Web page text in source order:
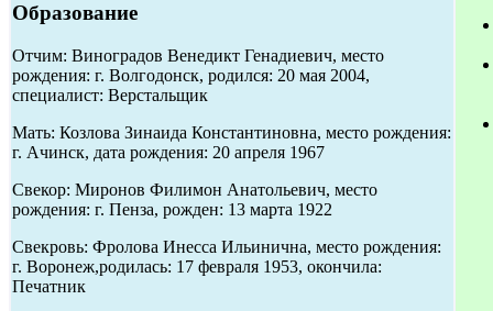
Образование
Отчим: Виноградов Венедикт Генадиевич, место
рождения: г. Волгодонск, родился: 20 мая 2004,
специалист: Верстальщик
Мать: Козлова Зинаида Константиновна, место рождения:
г. Ачинск, дата рождения: 20 апреля 1967
Свекор: Миронов Филимон Анатольевич, место
рождения: г. Пенза, рожден: 13 марта 1922
Свекровь: Фролова Инесса Ильинична, место рождения:
г. Воронеж,родилась: 17 февраля 1953, окончила:
Печатник